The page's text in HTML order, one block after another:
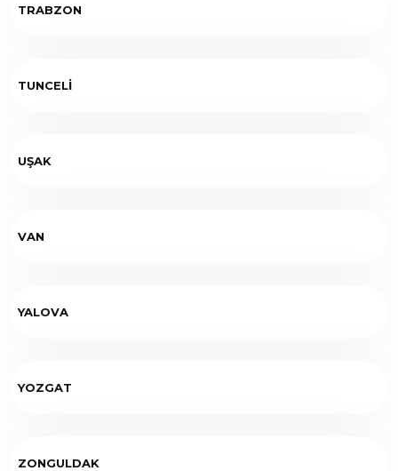
TRABZON
TUNCELİ
UŞAK
VAN
YALOVA
YOZGAT
ZONGULDAK